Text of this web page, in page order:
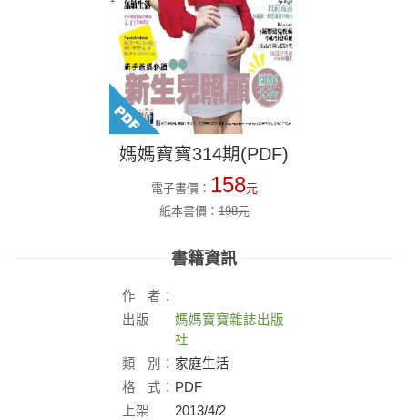
媽媽寶寶314期(PDF)
電子書價： 158元
紙本書價：198元
書籍資訊
作
者：
出版
媽媽寶寶雜誌出版
社
類
別： 家庭生活
格
式： PDF
上架
2013/4/2